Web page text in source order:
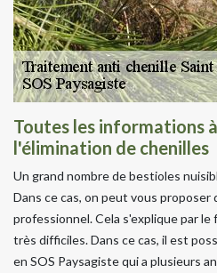
Toutes les informations
l'élimination de chenilles
Un grand nombre de bestioles
Dans ce cas, on peut vous proposer
professionnel. Cela s'explique par
très difficiles. Dans ce cas, il est
en SOS Paysagiste qui a plusieurs